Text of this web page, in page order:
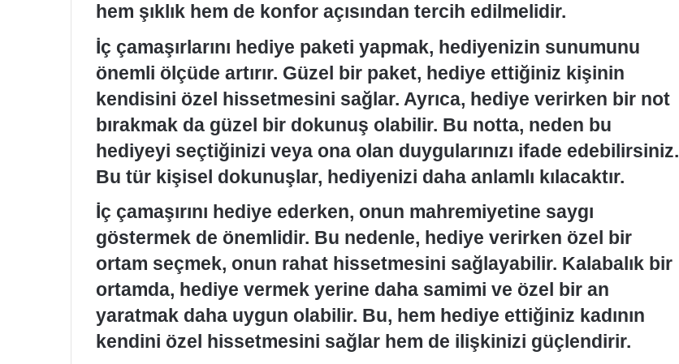
hem şıklık hem de konfor açısından tercih edilmelidir.
İç çamaşırlarını hediye paketi yapmak, hediyenizin sunumunu
önemli ölçüde artırır. Güzel bir paket, hediye ettiğiniz kişinin
kendisini özel hissetmesini sağlar. Ayrıca, hediye verirken bir not
bırakmak da güzel bir dokunuş olabilir. Bu notta, neden bu
hediyeyi seçtiğinizi veya ona olan duygularınızı ifade edebilirsiniz.
Bu tür kişisel dokunuşlar, hediyenizi daha anlamlı kılacaktır.
İç çamaşırını hediye ederken, onun mahremiyetine saygı
göstermek de önemlidir. Bu nedenle, hediye verirken özel bir
ortam seçmek, onun rahat hissetmesini sağlayabilir. Kalabalık bir
ortamda, hediye vermek yerine daha samimi ve özel bir an
yaratmak daha uygun olabilir. Bu, hem hediye ettiğiniz kadının
kendini özel hissetmesini sağlar hem de ilişkinizi güçlendirir.